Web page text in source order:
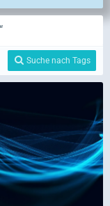
Suche nach Tags